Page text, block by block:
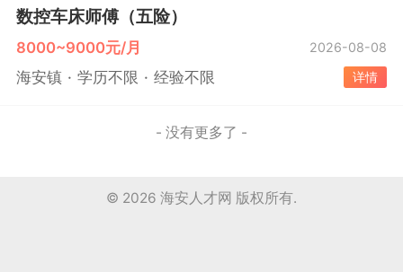
数控车床师傅（五险）
8000~9000元/月 2026-08-08
海安镇 学历不限 经验不限 详情
- 没有更多了 -
© 2026 海安人才网 版权所有.